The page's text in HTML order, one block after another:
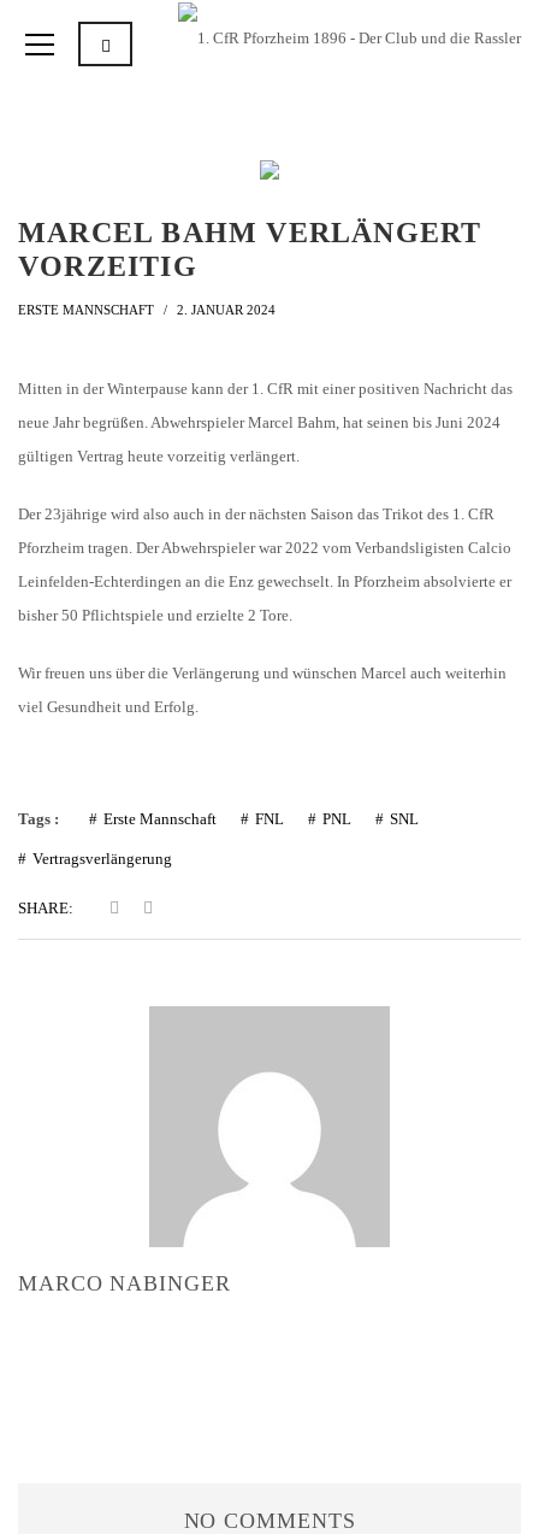
MARCEL BAHM VERLÄNGERT
VORZEITIG
ERSTE MANNSCHAFT 2. JANUAR 2024
Mitten in der Winterpause kann der 1. CfR mit einer positiven Nachricht das
neue Jahr begrüßen. Abwehrspieler Marcel Bahm, hat seinen bis Juni 2024
gültigen Vertrag heute vorzeitig verlängert.
Der 23jährige wird also auch in der nächsten Saison das Trikot des 1. CfR
Pforzheim tragen. Der Abwehrspieler war 2022 vom Verbandsligisten Calcio
Leinfelden-Echterdingen an die Enz gewechselt. In Pforzheim absolvierte er
bisher 50 Pflichtspiele und erzielte 2 Tore.
Wir freuen uns über die Verlängerung und wünschen Marcel auch weiterhin
viel Gesundheit und Erfolg.
Tags : Erste Mannschaft FNL PNL SNL
Vertragsverlängerung
SHARE:
MARCO NABINGER
NO COMMENTS